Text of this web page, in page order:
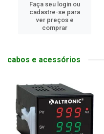
Faça seu login ou
cadastre-se para
ver preços e
comprar
cabos e acessórios